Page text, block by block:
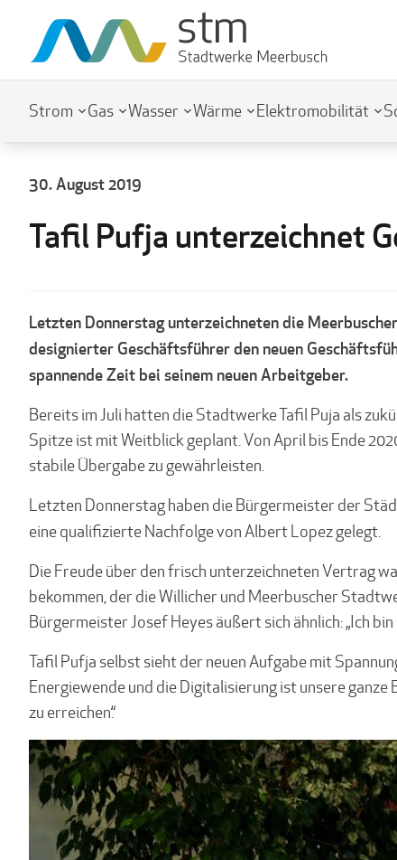
Strom Gas Wasser Wärme Elektromobilität
30. August 2019
Tafil Pufja unterzeichnet
Letzten Donnerstag unterzeichneten die
designierter Geschäftsführer den neuen
spannende Zeit bei seinem neuen Arbeitgeber.
Bereits im Juli hatten die Stadtwerke Tafil Puja als
Spitze ist mit Weitblick geplant. Von April bis Ende
stabile Übergabe zu gewährleisten.
Letzten Donnerstag haben die Bürgermeister der
eine qualifizierte Nachfolge von Albert Lopez gelegt.
Die Freude über den frisch unterzeichneten Vertrag
bekommen, der die Willicher und Meerbuscher
Bürgermeister Josef Heyes äußert sich ähnlich: „Ich
Tafil Pufja selbst sieht der neuen Aufgabe mit
Energiewende und die Digitalisierung ist unsere ganze
zu erreichen.“